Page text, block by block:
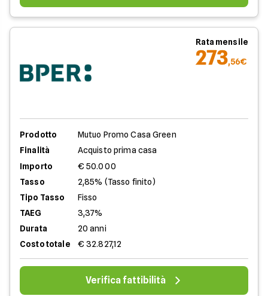
Rata mensile
273,56€
Prodotto
Mutuo Promo Casa Green
Finalità
Acquisto prima casa
Importo
€ 50.000
Tasso
2,85% (Tasso finito)
Tipo Tasso
Fisso
TAEG
3,37%
Durata
20 anni
Costo totale
€ 32.827,12
Verifica fattibilità